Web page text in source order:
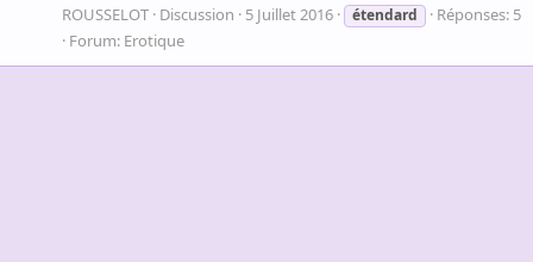
ROUSSELOT Discussion 5 Juillet 2016 étendard
Réponses: 5
Forum: Erotique